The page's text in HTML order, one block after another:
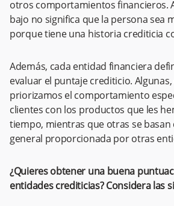
otros comportamientos financieros.
bajo no significa que la persona sea
porque tiene una historia crediticia
Además, cada entidad financiera
evaluar el puntaje crediticio.
priorizamos el comportamiento
clientes con los productos que les
tiempo, mientras que otras se basan
general proporcionada por otras
¿Quieres obtener una buena
entidades crediticias? Considera las